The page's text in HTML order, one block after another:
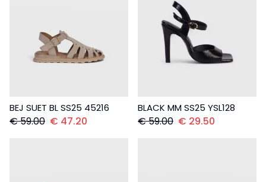
BEJ SUET BL SS25 45216
€59.00 € 47.20
BLACK MM SS25 YSL128
€59.00 € 29.50